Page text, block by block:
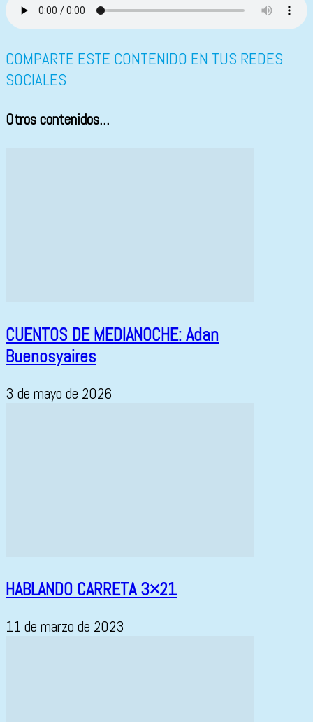
COMPARTE ESTE CONTENIDO EN TUS REDES
SOCIALES
Otros contenidos...
CUENTOS DE MEDIANOCHE: Adan
Buenosyaires
3 de mayo de 2026
HABLANDO CARRETA 3×21
11 de marzo de 2023